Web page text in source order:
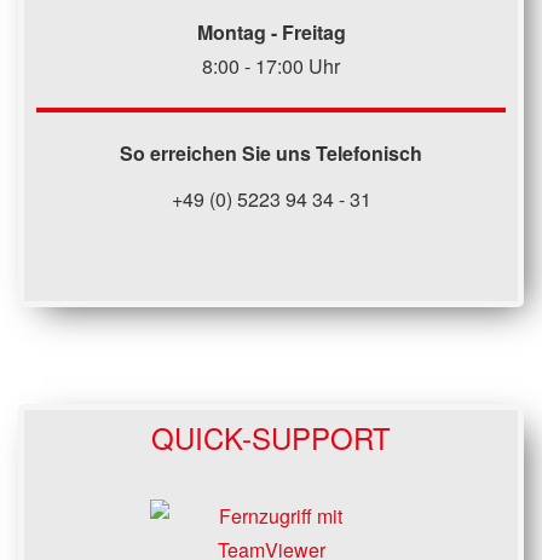
Montag - Freitag
8:00 - 17:00 Uhr
So erreichen Sie uns Telefonisch
+49 (0) 5223 94 34 - 31
QUICK-SUPPORT